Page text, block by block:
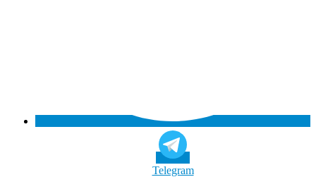
Telegram